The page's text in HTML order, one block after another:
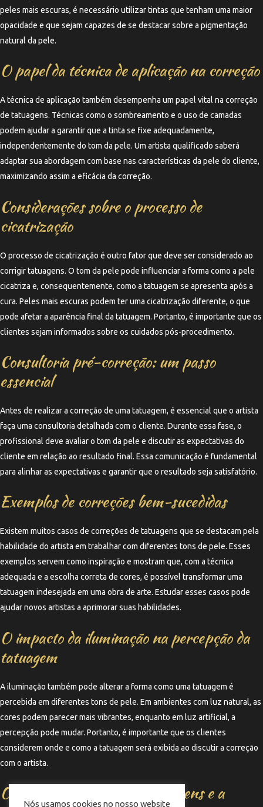
peles mais escuras, é necessário utilizar tintas que tenham uma maior
opacidade e que sejam capazes de se destacar sobre a pigmentação
natural da pele.
O papel da técnica de aplicação na correção
A técnica de aplicação também desempenha um papel vital na correção
de tatuagens. Técnicas como o sombreamento e o uso de camadas
podem ajudar a garantir que a tinta se fixe adequadamente,
independentemente do tom da pele. Um artista qualificado saberá
adaptar sua abordagem com base nas características da pele do cliente,
maximizando assim a eficácia da correção.
Considerações sobre o processo de
cicatrização
O processo de cicatrização é outro fator que deve ser considerado ao
corrigir tatuagens. O tom da pele pode influenciar a forma como a pele
cicatriza e, consequentemente, como a tatuagem se apresenta após a
cura. Peles mais escuras podem ter uma cicatrização diferente, o que
pode afetar a aparência final da tatuagem. Portanto, é importante que os
clientes sejam informados sobre os cuidados pós-procedimento.
Consultoria pré-correção: um passo
essencial
Antes de realizar a correção de uma tatuagem, é essencial que o artista
faça uma consultoria detalhada com o cliente. Durante essa fase, o
profissional deve avaliar o tom da pele e discutir as expectativas do
cliente em relação ao resultado final. Essa comunicação é fundamental
para alinhar as expectativas e garantir que o resultado seja satisfatório.
Exemplos de correções bem-sucedidas
Existem muitos casos de correções de tatuagens que se destacam pela
habilidade do artista em trabalhar com diferentes tons de pele. Esses
exemplos servem como inspiração e mostram que, com a técnica
adequada e a escolha correta de cores, é possível transformar uma
tatuagem indesejada em uma obra de arte. Estudar esses casos pode
ajudar novos artistas a aprimorar suas habilidades.
O impacto da iluminação na percepção da
tatuagem
A iluminação também pode alterar a forma como uma tatuagem é
percebida em diferentes tons de pele. Em ambientes com luz natural, as
cores podem parecer mais vibrantes, enquanto em luz artificial, a
percepção pode mudar. Portanto, é importante que os clientes
considerem onde e como a tatuagem será exibida ao discutir a correção
com o artista.
O futuro da correção de tatuagens e a
Nós usamos cookies no nosso website